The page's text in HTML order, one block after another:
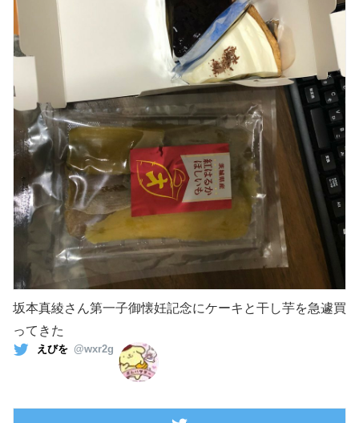
坂本真綾さん第一子御懐妊記念にケーキと干し芋を急遽買
ってきた
えびを @wxr2g